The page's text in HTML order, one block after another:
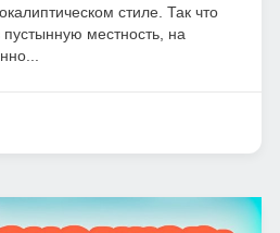
стиле. Так что
пустынную местность, на